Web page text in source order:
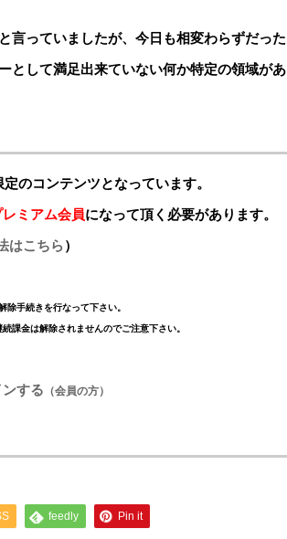
言っていましたが、今日も相変わらずだった
として満足出来ていない何か特定の領域があ
のコンテンツとなっています。
ミアム会員になって頂く必要があります。
はこちら）
手続きを行なって下さい。
課金は解除されませんのでご注意下さい。
ンする （会員の方）
feedly Pin it